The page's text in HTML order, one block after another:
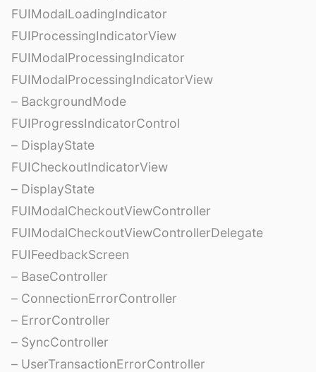
FUIModalLoadingIndicator
FUIProcessingIndicatorView
FUIModalProcessingIndicator
FUIModalProcessingIndicatorView
– BackgroundMode
FUIProgressIndicatorControl
– DisplayState
FUICheckoutIndicatorView
– DisplayState
FUIModalCheckoutViewController
FUIModalCheckoutViewControllerDelegate
FUIFeedbackScreen
– BaseController
– ConnectionErrorController
– ErrorController
– SyncController
– UserTransactionErrorController